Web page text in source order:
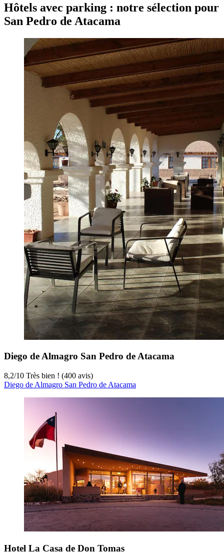
Hôtels avec parking : notre sélection pour
San Pedro de Atacama
Diego de Almagro San Pedro de Atacama
8,2/10 Très bien ! (400 avis)
Diego de Almagro San Pedro de Atacama
Hotel La Casa de Don Tomas